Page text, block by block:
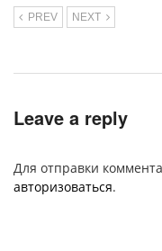
PREV NEXT
Leave a reply
Для отправки
авторизоваться.